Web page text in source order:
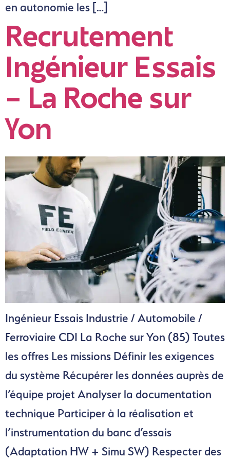
en autonomie les […]
Recrutement
Ingénieur Essais
– La Roche sur
Yon
Ingénieur Essais Industrie / Automobile /
Ferroviaire CDI La Roche sur Yon (85) Toutes
les offres Les missions Définir les exigences
du système Récupérer les données auprès de
l’équipe projet Analyser la documentation
technique Participer à la réalisation et
l’instrumentation du banc d’essais
(Adaptation HW + Simu SW) Respecter des